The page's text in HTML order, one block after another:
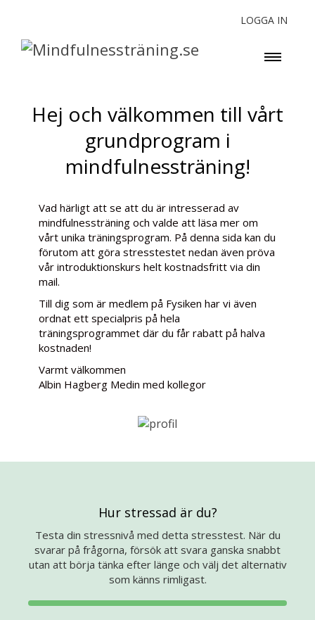
LOGGA IN
Hej och välkommen till vårt
grundprogram i
mindfulnessträning!
Vad härligt att se att du är intresserad av
mindfulnessträning och valde att läsa mer om
vårt unika träningsprogram. På denna sida kan du
förutom att göra stresstestet nedan även pröva
vår introduktionskurs helt kostnadsfritt via din
mail.
Till dig som är medlem på Fysiken har vi även
ordnat ett specialpris på hela
träningsprogrammet där du får rabatt på halva
kostnaden!
Varmt välkommen
Albin Hagberg Medin med kollegor
Hur stressad är du?
Testa din stressnivå med detta stresstest. När du
svarar på frågorna, försök att svara ganska snabbt
utan att börja tänka efter länge och välj det alternativ
som känns rimligast.